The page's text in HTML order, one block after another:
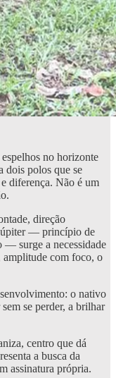
no horizonte
dois polos que se
diferença. Não é um
direção
— princípio de
— surge a necessidade
amplitude com foco, o
o nativo
se perder, a brilhar
centro que dá
a busca da
assinatura própria.